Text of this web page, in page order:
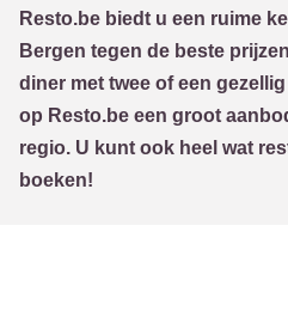
Resto.be biedt u een ruime
Bergen tegen de beste
diner met twee of een
op Resto.be een groot
regio. U kunt ook heel wat
boeken!